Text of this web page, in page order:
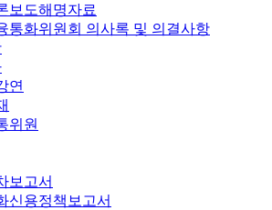
보도해명자료
통화위원회 의사록 및 의결사항
연
위원
보고서
신용정책보고서